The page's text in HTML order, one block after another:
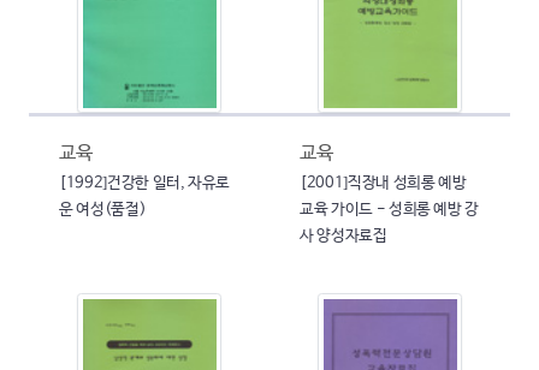
교육
[1992]건강한 일터, 자유로
운 여성(품절)
교육
[2001]직장내 성희롱 예방
교육 가이드 - 성희롱 예방 강
사 양성자료집